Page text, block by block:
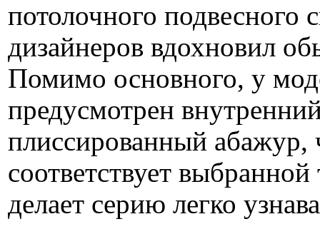
потолочного подвесного
дизайнеров вдохновил
Помимо основного, у
предусмотрен
плиссированный абажур,
соответствует выбранной
делает серию легко